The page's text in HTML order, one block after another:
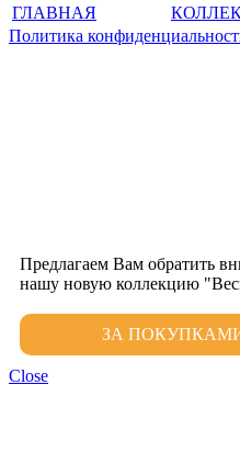
ГЛАВНАЯ
Политика
Предлагаем Вам обратить
нашу новую коллекцию
ЗА
Close